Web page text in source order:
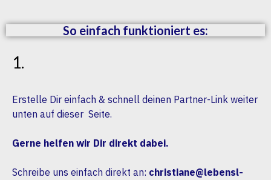
So einfach funktioniert es:
1.
Erstelle Dir einfach & schnell deinen Partner-Link weiter
unten auf dieser Seite.
Gerne helfen wir Dir direkt dabei.
Schreibe uns einfach direkt an: christiane@lebensl-